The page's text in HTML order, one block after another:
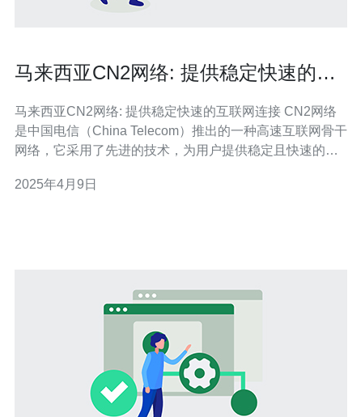
马来西亚CN2网络: 提供稳定快速的互
马来西亚CN2网络: 提供稳定快速的互联网连接 CN2网络
是中国电信（China Telecom）推出的一种高速互联网骨干
网络，它采用了先进的技术，为用户提供稳定且快速的互
以下优势： 稳定性：马来西亚CN2网络采用了多层次的冗
2025年4月9日